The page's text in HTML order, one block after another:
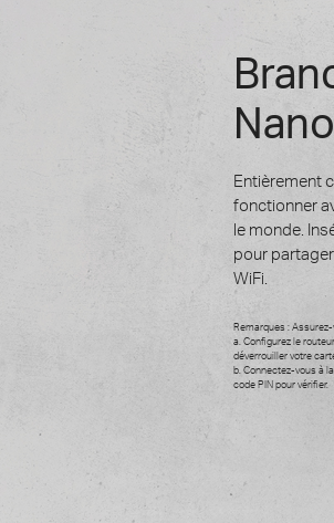
Entièrement
fonctionner
le monde.
pour
WiFi.
Remarques :
a. Configurez le
déverrouiller votre
b. Connectez-vous à
code PIN pour vérifier.